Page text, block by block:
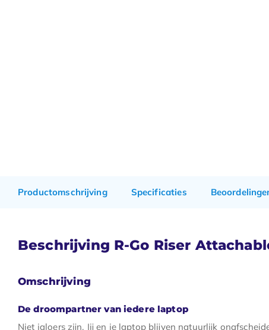
Productomschrijving Specificaties
Beschrijving R-Go Riser
Omschrijving
De droompartner van iedere laptop
Niet jaloers zijn. Jij en je laptop blijven natuurlijk